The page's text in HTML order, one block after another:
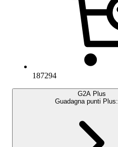
187294
G2A Plus
Guadagna punti Plus: